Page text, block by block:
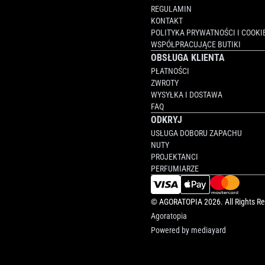
REGULAMIN
KONTAKT
POLITYKA PRYWATNOŚCI I
WSPÓŁPRACUJĄCE BUTIKI
OBSŁUGA KLIENTA
PŁATNOŚCI
ZWROTY
WYSYŁKA I DOSTAWA
FAQ
ODKRYJ
USŁUGA DOBORU ZAPACHU
NUTY
PROJEKTANCI
PERFUMIARZE
©AGORATOPIA2026. All Rights
Agoratopia
Powered by mediayard